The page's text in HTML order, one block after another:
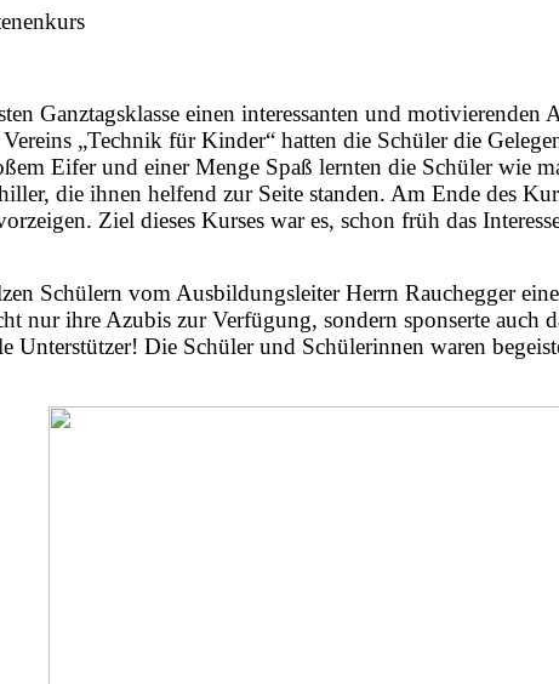
Ganztagsklasse einen interessanten und
„Technik für Kinder“ hatten die Schüler die
Eifer und einer Menge Spaß lernten die Schüler wie
die ihnen helfend zur Seite standen. Am Ende des
Ziel dieses Kurses war es, schon früh das
Schülern vom Ausbildungsleiter Herrn Rauchegger
nur ihre Azubis zur Verfügung, sondern sponserte auch
Unterstützer! Die Schüler und Schülerinnen waren